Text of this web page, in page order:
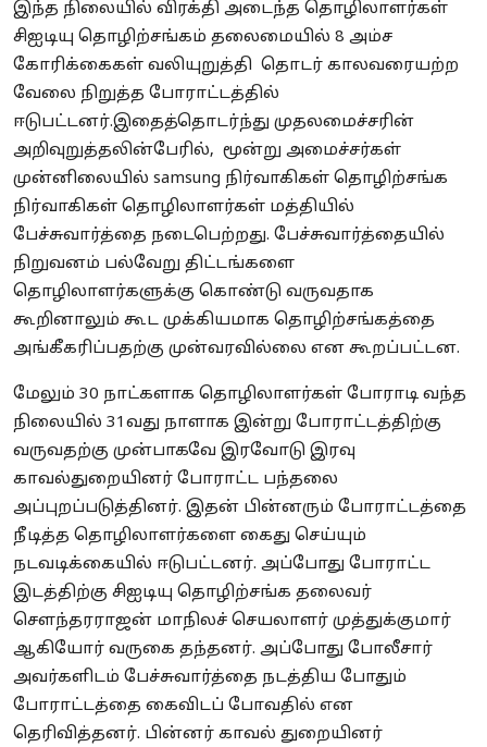
இந்த நிலையில் விரக்தி அடைந்த தொழிலாளர்கள்
சிஐடியு தொழிற்சங்கம் தலைமையில் 8 அம்ச
கோரிக்கைகள் வலியுறுத்தி தொடர் காலவரையற்ற
வேலை நிறுத்த போராட்டத்தில்
ஈடுபட்டனர்.இதைத்தொடர்ந்து முதலமைச்சரின்
அறிவுறுத்தலின்பேரில், மூன்று அமைச்சர்கள்
முன்னிலையில் samsung நிர்வாகிகள் தொழிற்சங்க
நிர்வாகிகள் தொழிலாளர்கள் மத்தியில்
பேச்சுவார்த்தை நடைபெற்றது. பேச்சுவார்த்தையில்
நிறுவனம் பல்வேறு திட்டங்களை
தொழிலாளர்களுக்கு கொண்டு வருவதாக
கூறினாலும் கூட முக்கியமாக தொழிற்சங்கத்தை
அங்கீகரிப்பதற்கு முன்வரவில்லை என கூறப்பட்டன.
மேலும் 30 நாட்களாக தொழிலாளர்கள் போராடி வந்த
நிலையில் 31வது நாளாக இன்று போராட்டத்திற்கு
வருவதற்கு முன்பாகவே இரவோடு இரவு
காவல்துறையினர் போராட்ட பந்தலை
அப்புறப்படுத்தினர். இதன் பின்னரும் போராட்டத்தை
நீடித்த தொழிலாளர்களை கைது செய்யும்
நடவடிக்கையில் ஈடுபட்டனர். அப்போது போராட்ட
இடத்திற்கு சிஐடியு தொழிற்சங்க தலைவர்
சௌந்தரராஜன் மாநிலச் செயலாளர் முத்துக்குமார்
ஆகியோர் வருகை தந்தனர். அப்போது போலீசார்
அவர்களிடம் பேச்சுவார்த்தை நடத்திய போதும்
போராட்டத்தை கைவிடப் போவதில் என
தெரிவித்தனர். பின்னர் காவல் துறையினர்